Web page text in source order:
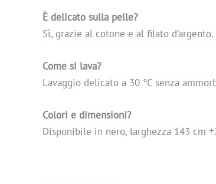
È delicato sulla pelle?
Sì, grazie al cotone e al filato
Come si lava?
Lavaggio delicato a 30 °C senza
Colori e dimensioni?
Disponibile in nero, larghezza 143 cm